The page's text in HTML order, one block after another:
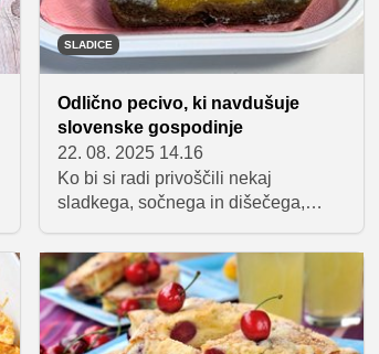
SLADICE
Odlično pecivo, ki navdušuje
slovenske gospodinje
22. 08. 2025 14.16
Ko bi si radi privoščili nekaj
sladkega, sočnega in dišečega,
videzom jedi, potem posezite po
receptu za pripravo cheesecakea z
breskvami in makom. Recept je bil
pred časom pravi hit na družbenih
omrežjih in še danes mnogi